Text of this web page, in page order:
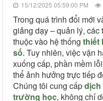
15/12/2025 05:59:00 PM
Trong quá trình đổi mới
giảng dạy – quản lý,
thuộc vào hệ thống thiết
số. Tuy nhiên, việc vận
xuống cấp, phần mềm
thể ảnh hưởng trực tiếp
Chúng tôi cung cấpdịch
trường học, không chỉ